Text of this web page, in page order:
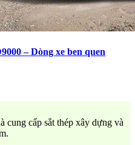
– Dòng xe ben quen
cung cấp sắt thép xây dựng và